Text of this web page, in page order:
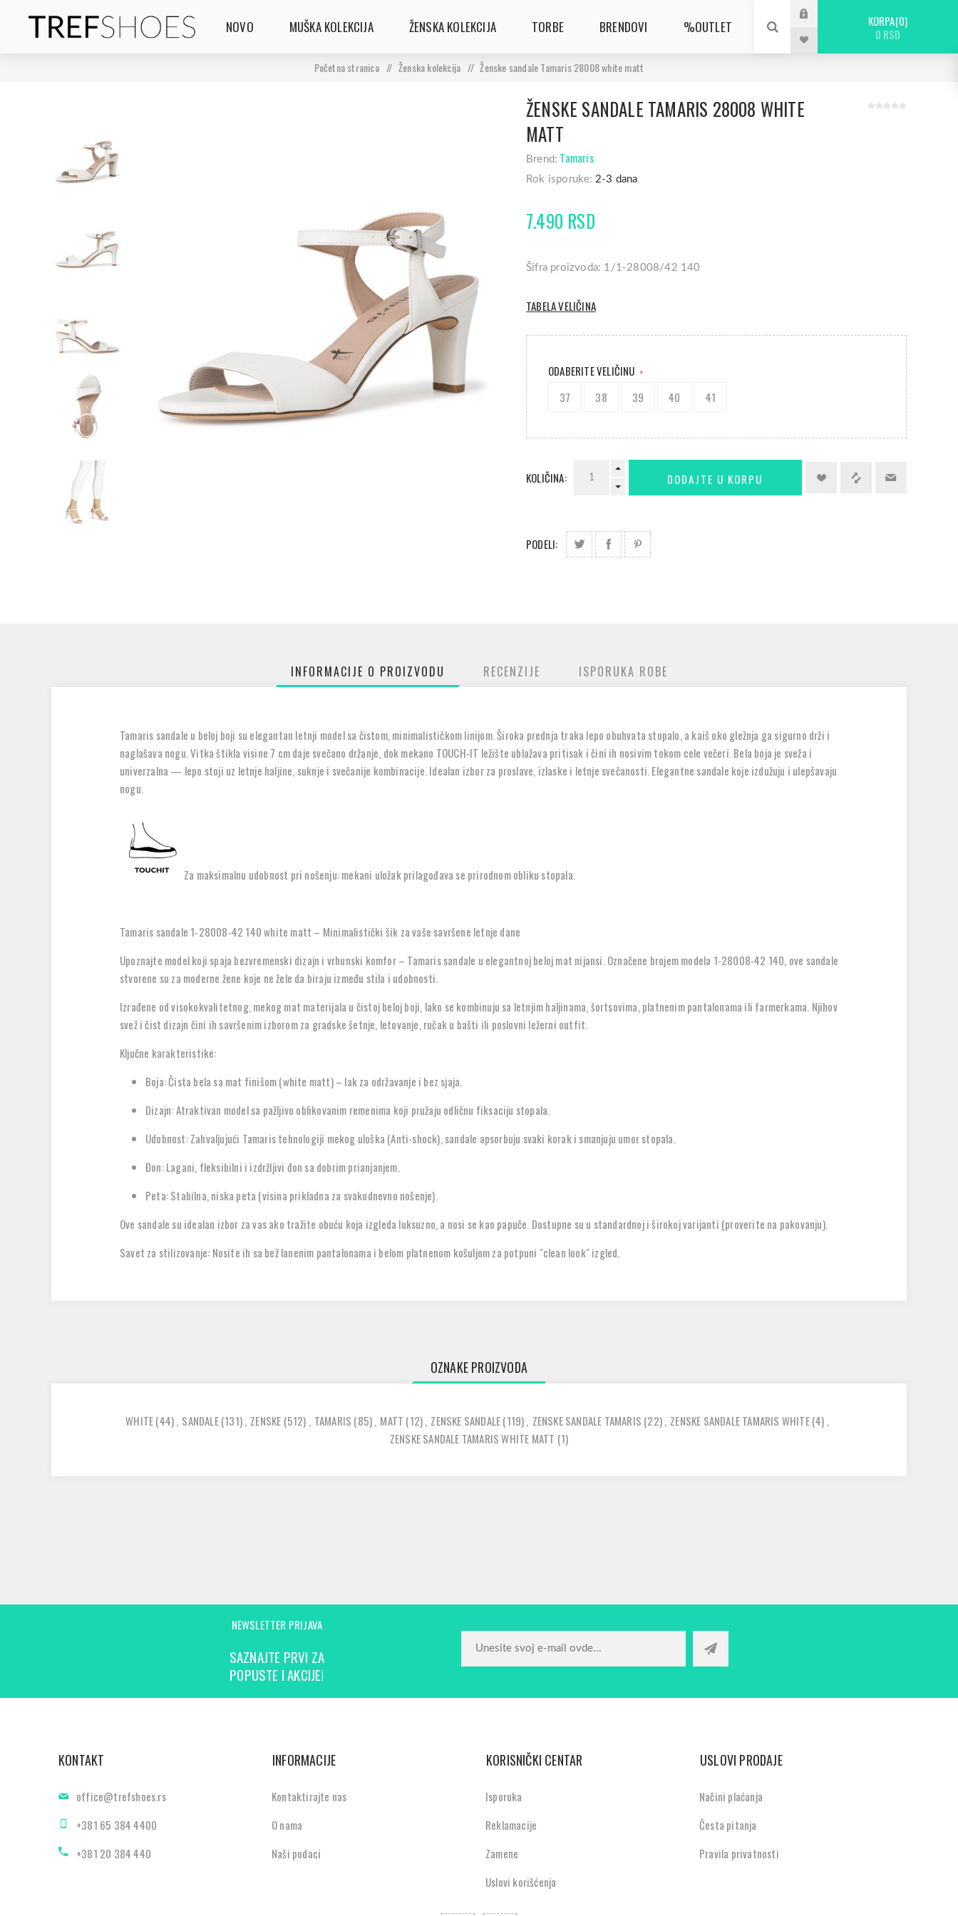
NOVO MUŠKA KOLEKCIJA ŽENSKA KOLEKCIJA TORBE BRENDOVI %OUTLET KORPA 0
0 RSD
Početna stranica / Ženska kolekcija / Ženske sandale Tamaris 28008 white matt
ŽENSKE SANDALE TAMARIS 28008 WHITE
MATT
Brend: Tamaris
Rok isporuke: 2-3 dana
7.490 RSD
Šifra proizvoda: 1/1-28008/42 140
TABELA VELIČINA
ODABERITE VELIČINU *
37 38 39 40 41
KOLIČINA:
PODELI:
INFORMACIJE O PROIZVODU RECENZIJE ISPORUKA ROBE
Tamaris sandale u beloj boji su elegantan letnji model sa čistom, minimalističkom linijom. Široka prednja traka lepo obuhvata stopalo, a kaiš oko gležnja ga sigurno drži i
naglašava nogu. Vitka štikla visine 7 cm daje svečano držanje, dok mekano TOUCH-IT ležište ublažava pritisak i čini ih nosivim tokom cele večeri. Bela boja je sveža i
univerzalna — lepo stoji uz letnje haljine, suknje i svečanije kombinacije. Idealan izbor za proslave, izlaske i letnje svečanosti. Elegantne sandale koje izdužuju i ulepšavaju
nogu.
Za maksimalnu udobnost pri nošenju: mekani uložak prilagođava se prirodnom obliku stopala.
Tamaris sandale 1-28008-42 140 white matt – Minimalistički šik za vaše savršene letnje dane
Upoznajte model koji spaja bezvremenski dizajn i vrhunski komfor – Tamaris sandale u elegantnoj beloj mat nijansi. Označene brojem modela 1-28008-42 140, ove sandale
stvorene su za moderne žene koje ne žele da biraju između stila i udobnosti.
Izrađene od visokokvalitetnog, mekog mat materijala u čistoj beloj boji, lako se kombinuju sa letnjim haljinama, šortsovima, platnenim pantalonama ili farmerkama. Njihov
svež i čist dizajn čini ih savršenim izborom za gradske šetnje, letovanje, ručak u bašti ili poslovni ležerni outfit.
Ključne karakteristike:
Boja: Čista bela sa mat finišom (white matt) – lak za održavanje i bez sjaja.
Dizajn: Atraktivan model sa pažljivo oblikovanim remenima koji pružaju odličnu fiksaciju stopala.
Udobnost: Zahvaljujući Tamaris tehnologiji mekog uloška (Anti-shock), sandale apsorbuju svaki korak i smanjuju umor stopala.
Đon: Lagani, fleksibilni i izdržljivi đon sa dobrim prianjanjem.
Peta: Stabilna, niska peta (visina prikladna za svakodnevno nošenje).
Ove sandale su idealan izbor za vas ako tražite obuću koja izgleda luksuzno, a nosi se kao papuče. Dostupne su u standardnoj i širokoj varijanti (proverite na pakovanju).
Savet za stilizovanje: Nosite ih sa bež lanenim pantalonama i belom platnenom košuljom za potpuni "clean look" izgled.
OZNAKE PROIZVODA
WHITE(44), SANDALE(131), ZENSKE (512) , TAMARIS (85), MATT (12), ZENSKE SANDALE(119), ZENSKE SANDALE TAMARIS (22), ZENSKE SANDALE TAMARIS WHITE(4) ,
ZENSKE SANDALE TAMARIS WHITE MATT (1)
NEWSLETTER PRIJAVA
SAZNAJTE PRVI ZA
POPUSTE I AKCIJE!
KONTAKT
office@trefshoes.rs
+381 65 384 4400
+381 20 384 440
INFORMACIJE
Kontaktirajte nas
O nama
Naši podaci
KORISNIČKI CENTAR
Isporuka
Reklamacije
Zamene
Uslovi korišćenja
USLOVI PRODAJE
Načini plaćanja
Česta pitanja
Pravila privatnosti